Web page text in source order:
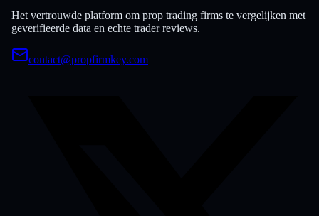
Het vertrouwde platform om prop trading firms te vergelijken met
geverifieerde data en echte trader reviews.
contact@propfirmkey.com